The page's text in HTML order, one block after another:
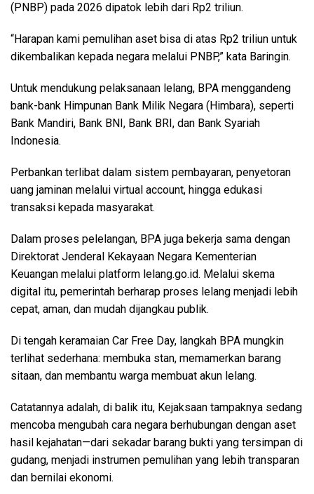
(PNBP) pada 2026 dipatok lebih dari Rp2 triliun.
“Harapan kami pemulihan aset bisa di atas Rp2 triliun untuk
dikembalikan kepada negara melalui PNBP,” kata Baringin.
Untuk mendukung pelaksanaan lelang, BPA menggandeng
bank-bank Himpunan Bank Milik Negara (Himbara), seperti
Bank Mandiri, Bank BNI, Bank BRI, dan Bank Syariah
Indonesia.
Perbankan terlibat dalam sistem pembayaran, penyetoran
uang jaminan melalui virtual account, hingga edukasi
transaksi kepada masyarakat.
Dalam proses pelelangan, BPA juga bekerja sama dengan
Direktorat Jenderal Kekayaan Negara Kementerian
Keuangan melalui platform lelang.go.id. Melalui skema
digital itu, pemerintah berharap proses lelang menjadi lebih
cepat, aman, dan mudah dijangkau publik.
Di tengah keramaian Car Free Day, langkah BPA mungkin
terlihat sederhana: membuka stan, memamerkan barang
sitaan, dan membantu warga membuat akun lelang.
Catatannya adalah, di balik itu, Kejaksaan tampaknya sedang
mencoba mengubah cara negara berhubungan dengan aset
hasil kejahatan—dari sekadar barang bukti yang tersimpan di
gudang, menjadi instrumen pemulihan yang lebih transparan
dan bernilai ekonomi.